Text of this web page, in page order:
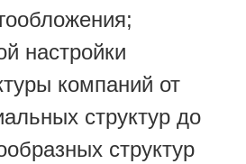
настройки
компаний от
структур до
структур